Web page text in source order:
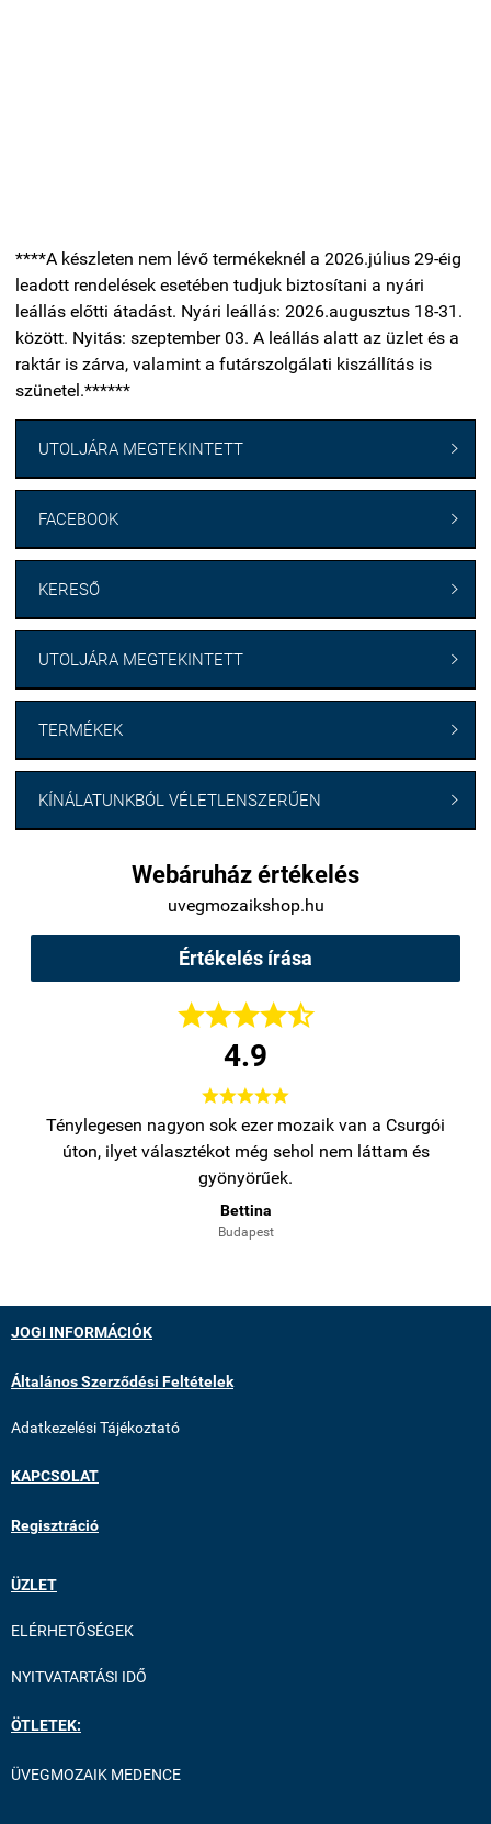
****A készleten nem lévő termékeknél a 2026.július 29-éig
leadott rendelések esetében tudjuk biztosítani a nyári
leállás előtti átadást. Nyári leállás: 2026.augusztus 18-31.
között. Nyitás: szeptember 03. A leállás alatt az üzlet és a
raktár is zárva, valamint a futárszolgálati kiszállítás is
szünetel.******
UTOLJÁRA MEGTEKINTETT 
FACEBOOK 
KERESŐ 
UTOLJÁRA MEGTEKINTETT 
TERMÉKEK 
KÍNÁLATUNKBÓL VÉLETLENSZERŰEN 
Webáruház értékelés
uvegmozaikshop.hu
Értékelés írása

4.9

Ténylegesen nagyon sok ezer mozaik van a Csurgói
úton, ilyet választékot még sehol nem láttam és
gyönyörűek.
Bettina
Budapest
JOGI INFORMÁCIÓK
Általános Szerződési Feltételek
Adatkezelési Tájékoztató
KAPCSOLAT
Regisztráció
ÜZLET
ELÉRHETŐSÉGEK
NYITVATARTÁSI IDŐ
ÖTLETEK:
ÜVEGMOZAIK MEDENCE